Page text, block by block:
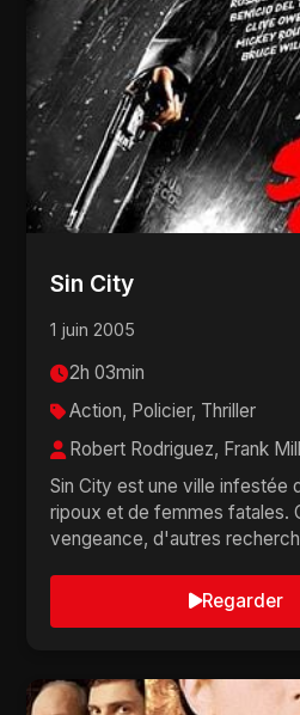
Sin City
1 juin 2005
2h 03min
Action, Policier, Thriller
Robert Rodriguez, Frank
Sin City est une ville infestée
ripoux et de femmes fatales.
vengeance, d'autres
Regarder